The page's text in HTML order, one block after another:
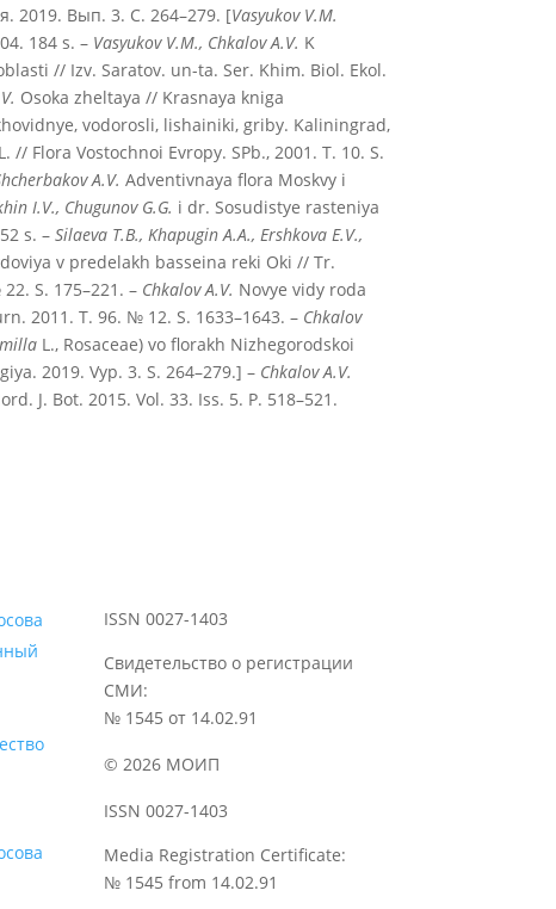
2019. Вып. 3. С. 264–279. [Vasyukov V.M.
184 s. – Vasyukov V.M., Chkalov A.V. K
// Izv. Saratov. un-ta. Ser. Khim. Biol. Ekol.
Osoka zheltaya // Krasnaya kniga
vodorosli, lishainiki, griby. Kaliningrad,
// Flora Vostochnoi Evropy. SPb., 2001. T. 10. S.
A.V. Adventivnaya flora Moskvy i
I.V., Chugunov G.G. i dr. Sosudistye rasteniya
s. – Silaeva T.B., Khapugin A.A., Ershkova E.V.,
v predelakh basseina reki Oki // Tr.
S. 175–221. – Chkalov A.V. Novye vidy roda
2011. T. 96. № 12. S. 1633–1643. – Chkalov
L., Rosaceae) vo florakh Nizhegorodskoi
2019. Vyp. 3. S. 264–279.] – Chkalov A.V.
J. Bot. 2015. Vol. 33. Iss. 5. P. 518–521.
ISSN 0027-1403
Свидетельство о регистрации
СМИ:
№ 1545 от 14.02.91
© 2026 МОИП
ISSN 0027-1403
Media Registration Certificate:
№ 1545 from 14.02.91